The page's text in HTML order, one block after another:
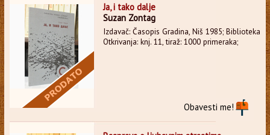
Ja, i tako dalje
Suzan Zontag
Izdavač: Časopis Gradina, Niš 1985; Biblioteka
Otkrivanja: knj. 11, tiraž: 1000 primeraka;
Obavesti me!